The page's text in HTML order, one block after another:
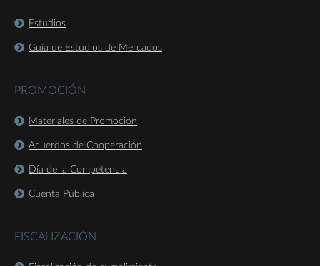
Estudios
Guía de Estudios de Mercados
PROMOCIÓN
Materiales de Promoción
Acuerdos de Cooperación
Día de la Competencia
Cuenta Pública
FISCALIZACIÓN